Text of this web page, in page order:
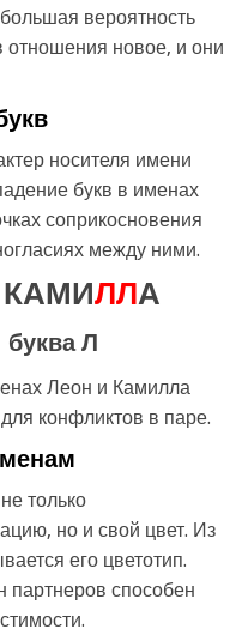
вероятность
отношения новое, и они
носителя имени
букв в именах
соприкосновения
между ними.
КАМИЛЛА
Л
Леон и Камилла
конфликтов в паре.
только
но и свой цвет. Из
его цветотип.
партнеров способен